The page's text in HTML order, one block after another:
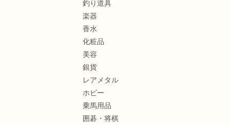
釣り道具
楽器
香水
化粧品
美容
銀貨
レアメタル
ホビー
乗馬用品
囲碁・将棋